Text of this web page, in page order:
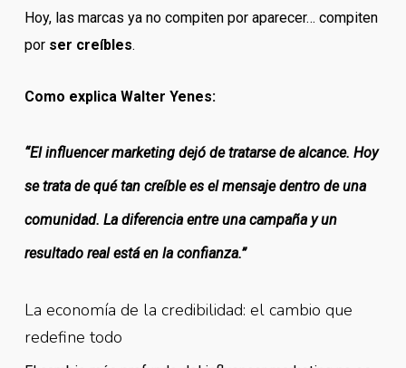
Hoy, las marcas ya no compiten por aparecer… compiten
por ser creíbles.
Como explica Walter Yenes:
“El influencer marketing dejó de tratarse de alcance. Hoy
se trata de qué tan creíble es el mensaje dentro de una
comunidad. La diferencia entre una campaña y un
resultado real está en la confianza.”
La economía de la credibilidad: el cambio que
redefine todo